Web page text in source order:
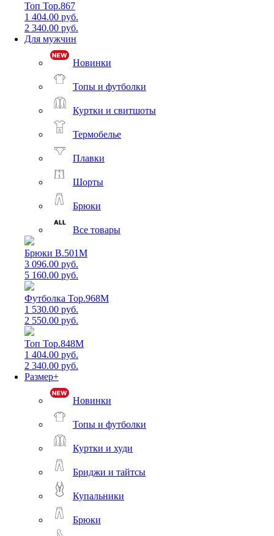
Топ Top.867
1 404.00 руб.
2 340.00 руб.
Для мужчин
Новинки
Топы и футболки
Куртки и свитшоты
Термобелье
Плавки
Шорты
Брюки
Все товары
Брюки B.501M
3 096.00 руб.
5 160.00 руб.
Футболка Top.968M
1 530.00 руб.
2 550.00 руб.
Топ Top.848M
1 404.00 руб.
2 340.00 руб.
Размер+
Новинки
Топы и футболки
Куртки и худи
Бриджи и тайтсы
Купальники
Брюки